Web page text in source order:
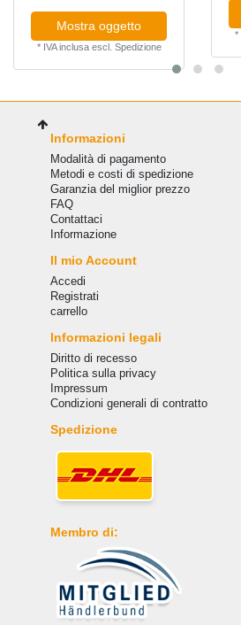
Mostra oggetto
* IVA inclusaescl. Spedizione
*
Informazioni
Modalità di pagamento
Metodi e costi di spedizione
Garanzia del miglior prezzo
FAQ
Сontattaci
Informazione
Il mio Account
Accedi
Registrati
carrello
Informazioni legali
Diritto di recesso
Politica sulla privacy
Impressum
Condizioni generali di contratto
Spedizione
Membro di: